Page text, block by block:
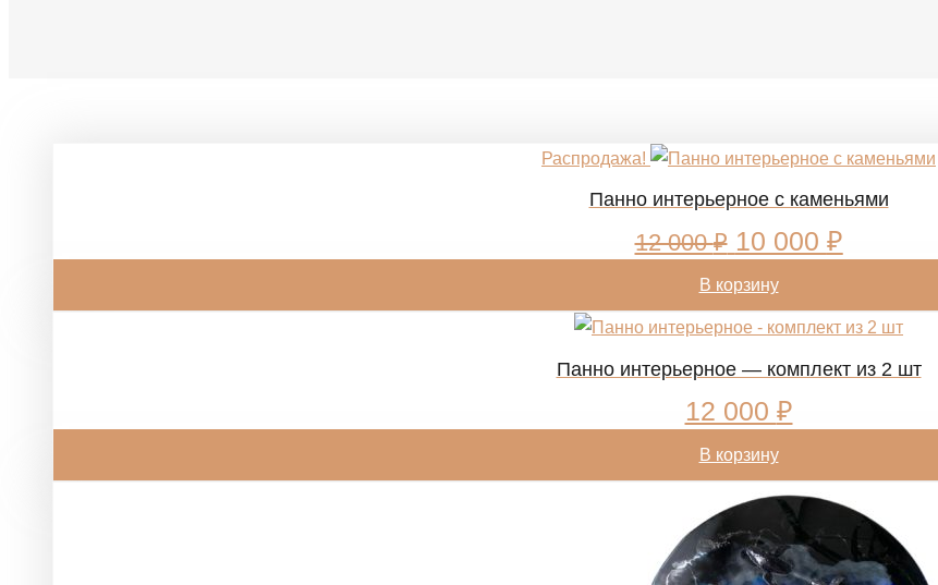
Распродажа!
Панно интерьерное с каменьями
12 000₽ Первоначальная
цена
составляла
12
10 000 ₽Текущая
цена:
000 ₽.
В корзину
Панно интерьерное — комплект из 2 шт
12 000 ₽
В корзину